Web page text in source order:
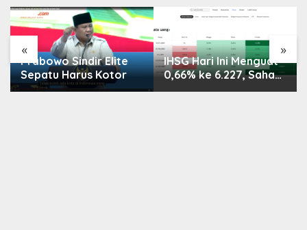
« »
Prabowo Sindir Elite
Sepatu Harus Kotor
IHSG Hari Ini Menguat
0,66% ke 6.227, Saham